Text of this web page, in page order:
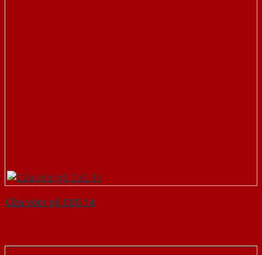
Cửa vòm gỗ CVG 14